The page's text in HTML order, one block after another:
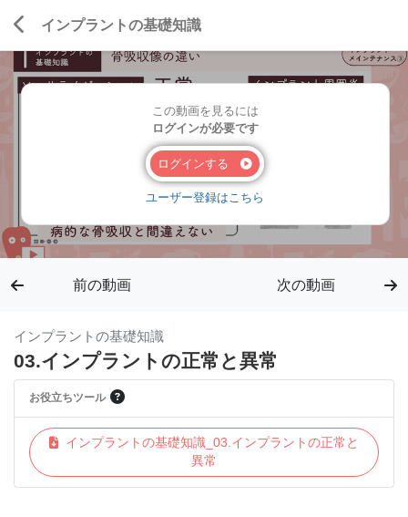
インプラントの基礎知識
この動画を見るには
ログインが必要です
ログインする
ユーザー登録はこちら
前の動画 次の動画
インプラントの基礎知識
03.インプラントの正常と異常
お役立ちツール
インプラントの基礎知識_03.インプラントの正常と
異常